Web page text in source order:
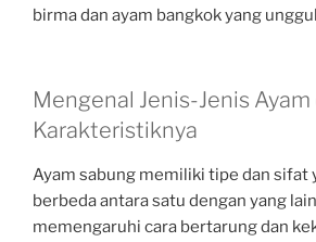
birma dan ayam bangkok yang
Mengenal Jenis-Jenis Ayam
Karakteristiknya
Ayam sabung memiliki tipe dan sifat
berbeda antara satu dengan yang
memengaruhi cara bertarung dan